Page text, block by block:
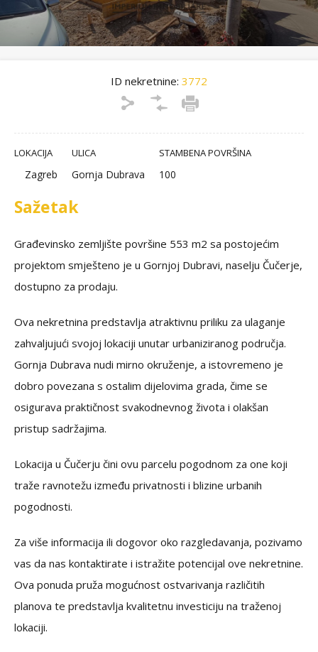
ID nekretnine: 3772
LOKACIJA
Zagreb
ULICA
Gornja Dubrava
STAMBENA POVRŠINA
100
Sažetak
Građevinsko zemljište površine 553 m2 sa postojećim
projektom smješteno je u Gornjoj Dubravi, naselju Čučerje,
dostupno za prodaju.
Ova nekretnina predstavlja atraktivnu priliku za ulaganje
zahvaljujući svojoj lokaciji unutar urbaniziranog područja.
Gornja Dubrava nudi mirno okruženje, a istovremeno je
dobro povezana s ostalim dijelovima grada, čime se
osigurava praktičnost svakodnevnog života i olakšan
pristup sadržajima.
Lokacija u Čučerju čini ovu parcelu pogodnom za one koji
traže ravnotežu između privatnosti i blizine urbanih
pogodnosti.
Za više informacija ili dogovor oko razgledavanja, pozivamo
vas da nas kontaktirate i istražite potencijal ove nekretnine.
Ova ponuda pruža mogućnost ostvarivanja različitih
planova te predstavlja kvalitetnu investiciju na traženoj
lokaciji.